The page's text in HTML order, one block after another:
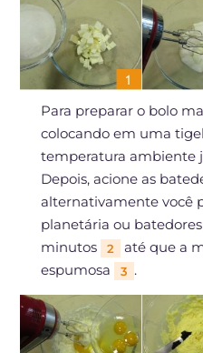
Para preparar o bolo
colocando em uma
temperatura ambiente
Depois, acione as
alternativamente você
planetária ou
minutos
2
até que a
espumosa
3 .